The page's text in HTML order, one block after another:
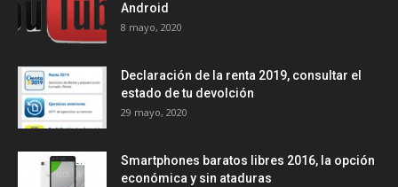
Android
8 mayo, 2020
Declaración de la renta 2019, consultar el
estado de tu devolción
29 mayo, 2020
Smartphones baratos libres 2016, la opción
económica y sin ataduras